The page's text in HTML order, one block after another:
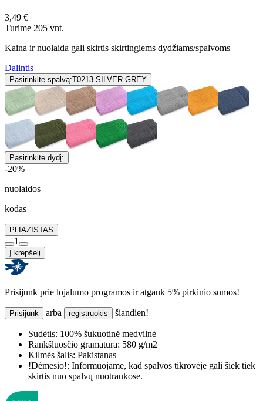
3,49 €
Turime 205 vnt.
Kaina ir nuolaida gali skirtis skirtingiems dydžiams/spalvoms
Dalintis
Pasirinkite spalvą:T0213-SILVER GREY
Pasirinkite dydį:
-20%
nuolaidos
kodas
PLIAZISTAS
1
Į krepšelį
Prisijunk prie lojalumo programos ir atgauk 5% pirkinio sumos!
Prisijunk arba registruokis šiandien!
Sudėtis: 100% šukuotinė medvilnė
Rankšluosčio gramatūra: 580 g/m2
Kilmės šalis: Pakistanas
!Dėmesio!: Informuojame, kad spalvos tikrovėje gali šiek tiek
skirtis nuo spalvų nuotraukose.